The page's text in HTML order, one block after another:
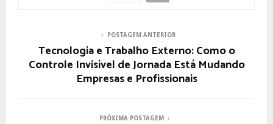
POSTAGEM ANTERIOR
Tecnologia e Trabalho Externo: Como o
Controle Invisível de Jornada Está Mudando
Empresas e Profissionais
PRÓXIMA POSTAGEM